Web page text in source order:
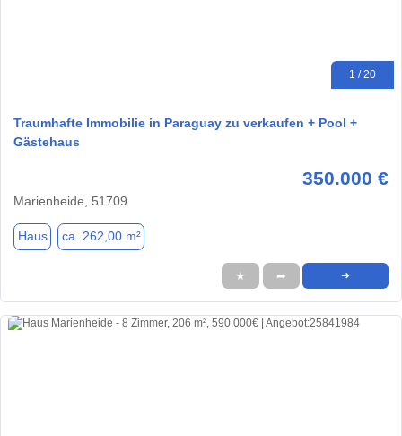
1 / 20
Traumhafte Immobilie in Paraguay zu verkaufen + Pool +
Gästehaus
350.000 €
Marienheide, 51709
Haus ca. 262,00 m²
★ ➦ ➜